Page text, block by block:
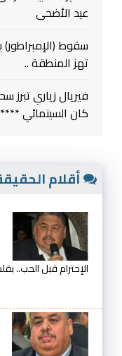
عيد الأضحى
تهز المنطقة ..
فيريال زياري
كان السينمائي ****
أقلام
الإحترام قبل الحب..